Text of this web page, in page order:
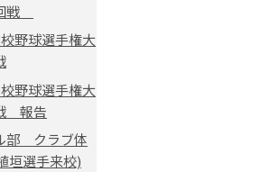
戦
野球選手権大
野球選手権大
報告
部 クラブ体
選手来校)